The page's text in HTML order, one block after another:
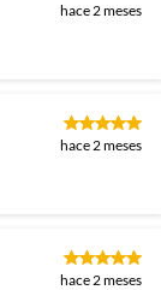
hace 2 meses
hace 2 meses
hace 2 meses